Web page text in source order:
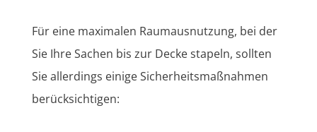
Für eine maximalen Raumausnutzung, bei der
Sie Ihre Sachen bis zur Decke stapeln, sollten
Sie allerdings einige Sicherheitsmaßnahmen
berücksichtigen: